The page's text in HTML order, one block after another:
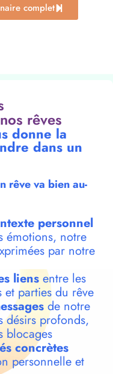
complet
rêves
donne la
dans un
rêve va bien au-
personnel
émotions, notre
par notre
liensentre les
et parties du rêve
de notre
désirs profonds,
blocages
concrètes
personnelle et